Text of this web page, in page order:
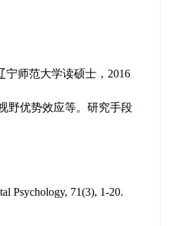
宁师范大学读硕士，2016
野优势效应等。研究手段
Psychology, 71(3), 1-20.